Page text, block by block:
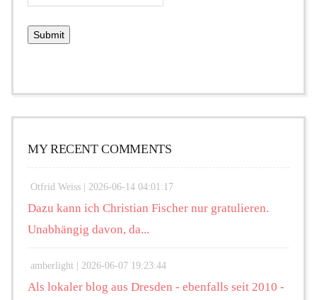
MY RECENT COMMENTS
Otfrid Weiss | 2026-06-14 04:01:17
Dazu kann ich Christian Fischer nur gratulieren.
Unabhängig davon, da...
amberlight | 2026-06-07 19:23:44
Als lokaler blog aus Dresden - ebenfalls seit 2010 -